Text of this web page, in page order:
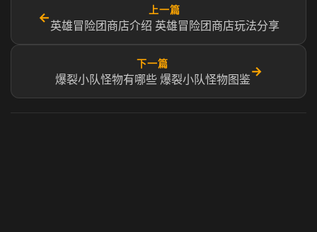
←
上一篇
英雄冒险团商店介绍 英雄冒险团商店玩法分享
下一篇
爆裂小队怪物有哪些 爆裂小队怪物图鉴
→